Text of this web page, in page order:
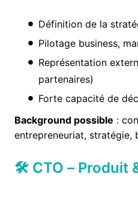
Définition de la
Pilotage business,
Représentation
partenaires)
Forte capacité de
Background possible :
entrepreneuriat, stratégie,
🛠 CTO – Produit